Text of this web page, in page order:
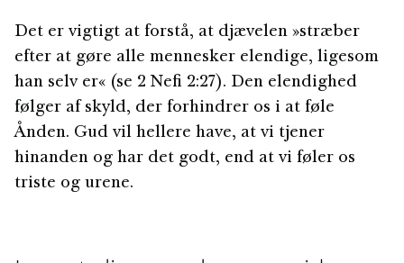
Det er vigtigt at forstå, at djævelen »stræber
efter at gøre alle mennesker elendige, ligesom
han selv er« (se 2 Nefi 2:27). Den elendighed
følger af skyld, der forhindrer os i at føle
Ånden. Gud vil hellere have, at vi tjener
hinanden og har det godt, end at vi føler os
triste og urene.